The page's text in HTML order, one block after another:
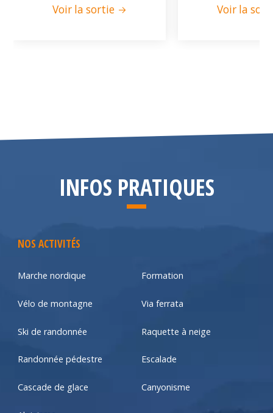
Voir la sortie Voir la
INFOS PRATIQUES
NOS ACTIVITÉS
Marche nordique Formation
Vélo de montagne Via ferrata
Ski de randonnée Raquette à neige
Randonnée pédestre Escalade
Cascade de glace Canyonisme